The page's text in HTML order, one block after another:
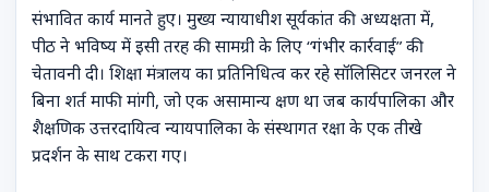
संभावित कार्य मानते हुए। मुख्य न्यायाधीश सूर्यकांत की अध्यक्षता में,
पीठ ने भविष्य में इसी तरह की सामग्री के लिए “गंभीर कार्रवाई” की
चेतावनी दी। शिक्षा मंत्रालय का प्रतिनिधित्व कर रहे सॉलिसिटर जनरल ने
बिना शर्त माफी मांगी, जो एक असामान्य क्षण था जब कार्यपालिका और
शैक्षणिक उत्तरदायित्व न्यायपालिका के संस्थागत रक्षा के एक तीखे
प्रदर्शन के साथ टकरा गए।